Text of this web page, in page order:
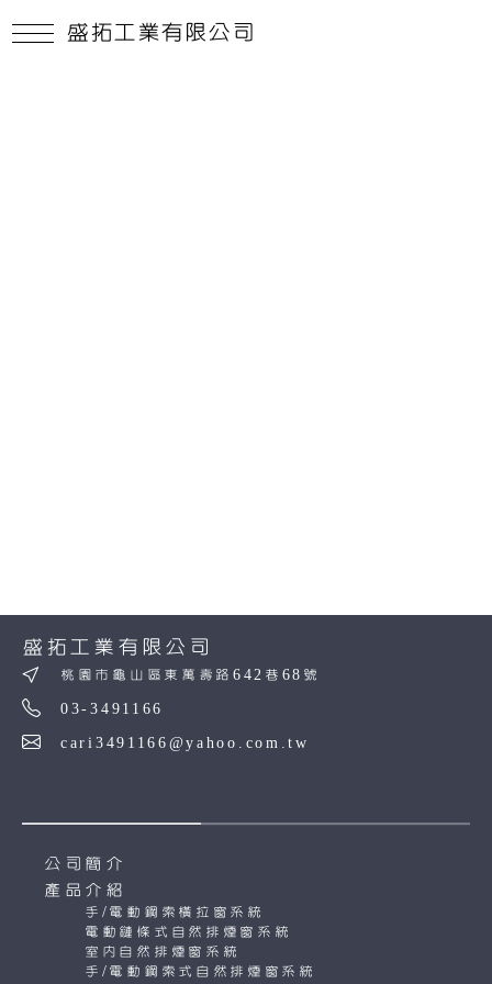
盛拓工業有限公司
桃園市龜山區東萬壽路642巷68號
03-3491166
cari3491166@yahoo.com.tw
公司簡介
產品介紹
手/電動鋼索橫拉窗系統
電動鏈條式自然排煙窗系統
室內自然排煙窗系統
手/電動鋼索式自然排煙窗系統
盛拓工業有限公司